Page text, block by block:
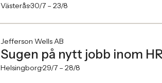
Västerås30/7 – 23/8
Jefferson Wells AB
Sugen på nytt jobb inom
Helsingborg29/7 – 28/8